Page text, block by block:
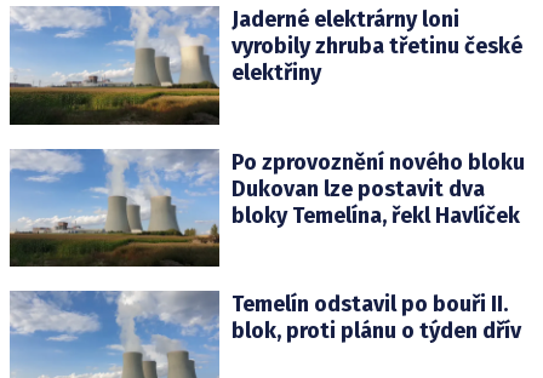
Jaderné elektrárny loni
vyrobily zhruba třetinu české
elektřiny
Po zprovoznění nového bloku
Dukovan lze postavit dva
bloky Temelína, řekl Havlíček
Temelín odstavil po bouři II.
blok, proti plánu o týden dřív